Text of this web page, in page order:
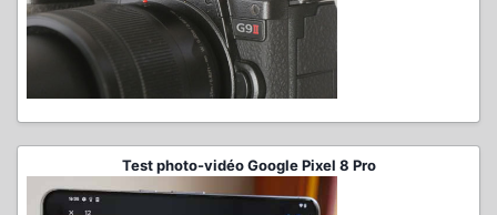
Test photo-vidéo Google Pixel 8 Pro